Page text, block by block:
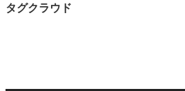
タグクラウド